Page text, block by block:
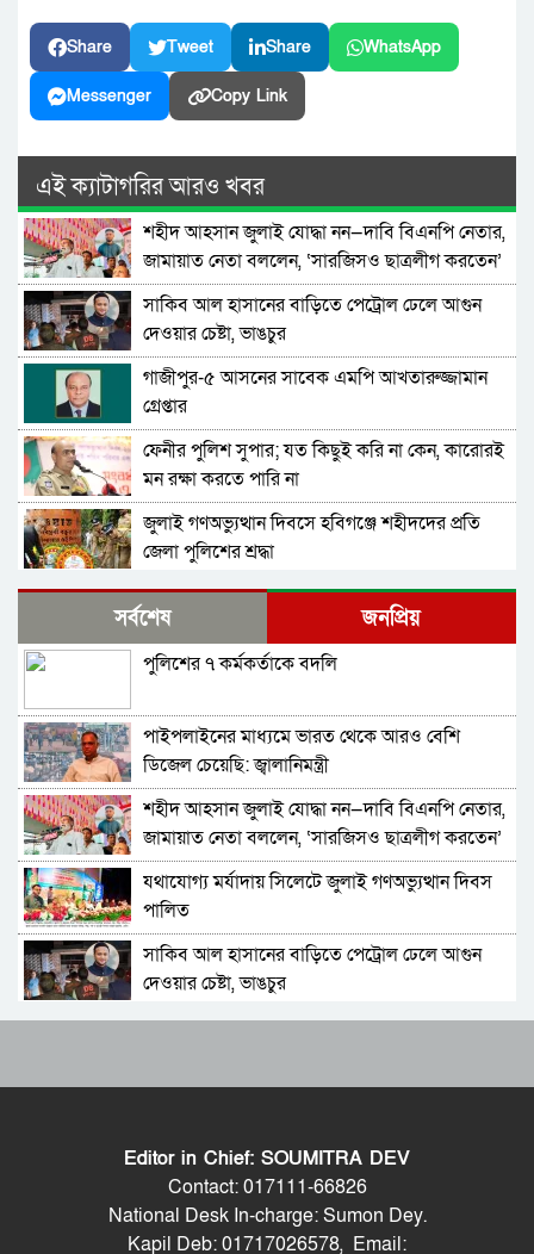
Share Tweet Share WhatsApp
Messenger Copy Link
এই ক্যাটাগরির আরও খবর
শহীদ আহসান জুলাই যোদ্ধা নন—দাবি বিএনপি নেতার,
জামায়াত নেতা বললেন, ‘সারজিসও ছাত্রলীগ করতেন’
সাকিব আল হাসানের বাড়িতে পেট্রোল ঢেলে আগুন
দেওয়ার চেষ্টা, ভাঙচুর
গাজীপুর-৫ আসনের সাবেক এমপি আখতারুজ্জামান
গ্রেপ্তার
ফেনীর পুলিশ সুপার; যত কিছুই করি না কেন, কারোরই
মন রক্ষা করতে পারি না
জুলাই গণঅভ্যুত্থান দিবসে হবিগঞ্জে শহীদদের প্রতি
জেলা পুলিশের শ্রদ্ধা
মৌলভীবাজারে যথাযোগ্য মর্যাদায় পালিত জুলাই
গণঅভ্যুত্থান দিবস
কুষ্টিয়ায় নানা আয়োজনে জুলাই গণঅভ্যুত্থান দিবস
বহিরাগতদের নিয়ে র‍্যালি করার অভিযোগকে কেন্দ্র
করে বরিশাল বিশ্ববিদ্যালয়ে ছাত্রদল-শিবির সংঘর্ষ,
আহত ১০
বেগম রোকেয়া বিশ্ববিদ্যালয়ে ছাত্রদল-শিবির সংঘর্ষ,
আহত অন্তত ২০
মদপান করে দুই রুশ নাগরিকের মারামারিতে
একজনের মৃত্যু, আরেকজন আইসিইউতে
নাগরপুরে প্রায় ৪ কোটি টাকার সেতু নির্মাণ অ্যাপ্রোচ
সড়ক না থাকায় দুর্ভোগে ১৫ গ্রামের মানুষ
অনুষ্ঠিত
আমার মাথা অন্যের শরীরে বসিয়ে অশ্লীল ভিডিও
বানানো হয়েছে: এমপি নাসের রহমান
সর্বশেষ জনপ্রিয়
পুলিশের ৭ কর্মকর্তাকে বদলি
পাইপলাইনের মাধ্যমে ভারত থেকে আরও বেশি
ডিজেল চেয়েছি: জ্বালানিমন্ত্রী
শহীদ আহসান জুলাই যোদ্ধা নন—দাবি বিএনপি নেতার,
জামায়াত নেতা বললেন, ‘সারজিসও ছাত্রলীগ করতেন’
যথাযোগ্য মর্যাদায় সিলেটে জুলাই গণঅভ্যুত্থান দিবস
পালিত
সাকিব আল হাসানের বাড়িতে পেট্রোল ঢেলে আগুন
দেওয়ার চেষ্টা, ভাঙচুর
গাজীপুর-৫ আসনের সাবেক এমপি আখতারুজ্জামান
ফেনীর পুলিশ সুপার; যত কিছুই করি না কেন, কারোরই
মন রক্ষা করতে পারি না
Moulvibazar Observes July Mass Uprising
Editor in Chief: SOUMITRA DEV
Contact: 017111-66826
National Desk In-charge: Sumon Dey.
Kapil Deb: 01717026578, Email: